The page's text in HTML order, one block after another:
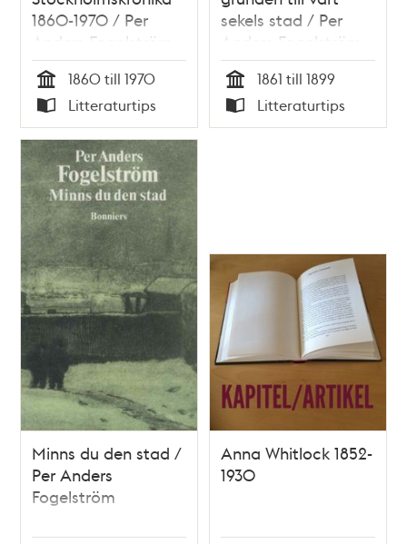
1860-1970 / Per
Anders Fogelström
Tid
1860 till 1970
Typ
Litteraturtips
sekels stad / Per
Anders Fogelström
Tid
1861 till 1899
Typ
Litteraturtips
Minns du den stad /
Per Anders
Fogelström
Anna Whitlock 1852-
1930